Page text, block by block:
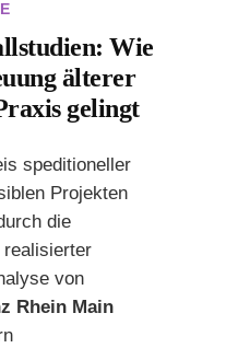
Wie
älterer
gelingt
speditioneller
Projekten
die
realisierter
von
Rhein Main